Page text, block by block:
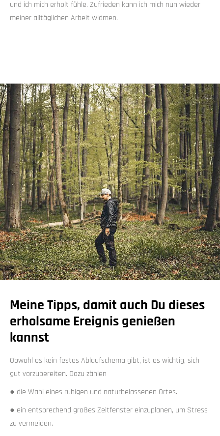
und ich mich erholt fühle. Zufrieden kann ich mich nun wieder
meiner alltäglichen Arbeit widmen.
Meine Tipps, damit auch Du dieses
erholsame Ereignis genießen
kannst
Obwohl es kein festes Ablaufschema gibt, ist es wichtig, sich
gut vorzubereiten. Dazu zählen
● die Wahl eines ruhigen und naturbelassenen Ortes.
● ein entsprechend großes Zeitfenster einzuplanen, um Stress
zu vermeiden.